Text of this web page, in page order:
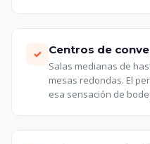
✓ Centros de
Salas medianas de
mesas redondas. El
esa sensación de